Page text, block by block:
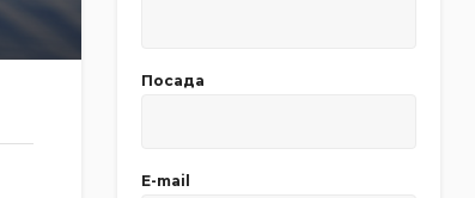
Посада
E-mail